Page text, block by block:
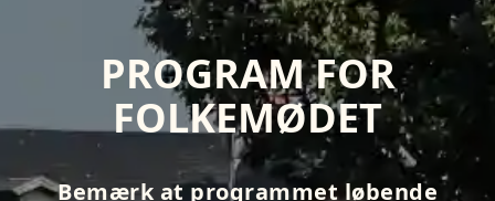
PROGRAM FOR
FOLKEMØDET
Bemærk at programmet løbende